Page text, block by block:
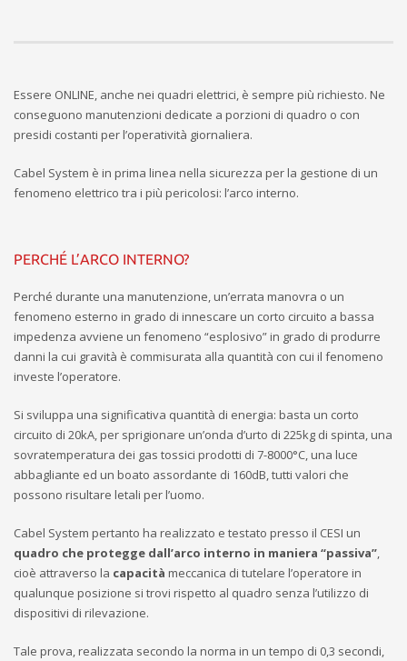
Essere ONLINE, anche nei quadri elettrici, è sempre più richiesto. Ne
conseguono manutenzioni dedicate a porzioni di quadro o con
presidi costanti per l’operatività giornaliera.
Cabel System è in prima linea nella sicurezza per la gestione di un
fenomeno elettrico tra i più pericolosi: l’arco interno.
PERCHÉ L’ARCO INTERNO?
Perché durante una manutenzione, un’errata manovra o un
fenomeno esterno in grado di innescare un corto circuito a bassa
impedenza avviene un fenomeno “esplosivo” in grado di produrre
danni la cui gravità è commisurata alla quantità con cui il fenomeno
investe l’operatore.
Si sviluppa una significativa quantità di energia: basta un corto
circuito di 20kA, per sprigionare un’onda d’urto di 225kg di spinta, una
sovratemperatura dei gas tossici prodotti di 7-8000°C, una luce
abbagliante ed un boato assordante di 160dB, tutti valori che
possono risultare letali per l’uomo.
Cabel System pertanto ha realizzato e testato presso il CESI un
quadro che protegge dall’arco interno in maniera “passiva”
cioè attraverso la capacità meccanica di tutelare l’operatore in
qualunque posizione si trovi rispetto al quadro senza l’utilizzo di
dispositivi di rilevazione.
Tale prova, realizzata secondo la norma in un tempo di 0,3 secondi,